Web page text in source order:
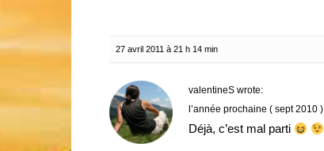
27 avril 2011 à 21 h 14 min
valentineS wrote:
l’année prochaine ( sept 2010 )
Déjà, c’est mal parti